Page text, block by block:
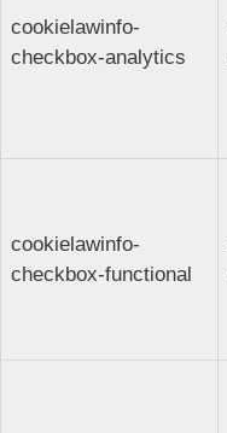
cookielawinfo-
checkbox-analytics
cookielawinfo-
checkbox-functional